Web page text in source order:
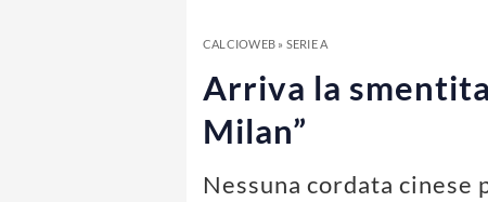
CALCIOWEB» SERIE A
Arriva la
Milan”
Nessuna cordata cinese